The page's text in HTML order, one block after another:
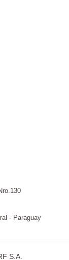
- Paraguay
S.A.